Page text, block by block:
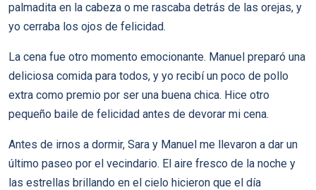
palmadita en la cabeza o me rascaba detrás de las orejas, y
yo cerraba los ojos de felicidad.
La cena fue otro momento emocionante. Manuel preparó una
deliciosa comida para todos, y yo recibí un poco de pollo
extra como premio por ser una buena chica. Hice otro
pequeño baile de felicidad antes de devorar mi cena.
Antes de irnos a dormir, Sara y Manuel me llevaron a dar un
último paseo por el vecindario. El aire fresco de la noche y
las estrellas brillando en el cielo hicieron que el día